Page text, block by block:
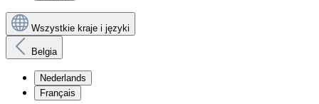
Wszystkie kraje i języki
Belgia
Nederlands
Français